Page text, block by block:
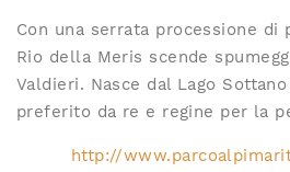
Con una serrata processione di
Rio della Meris scende
Valdieri. Nasce dal Lago
preferito da re e regine per la
http://